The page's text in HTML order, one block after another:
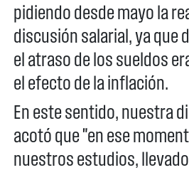
pidiendo desde mayo la
discusión salarial, ya que
el atraso de los sueldos
el efecto de la inflación.
En este sentido, nuestra
acotó que "en ese
nuestros estudios,